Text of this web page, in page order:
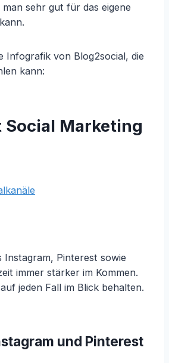
man sehr gut für das eigene
Infografik von Blog2social, die
kann:
Social Marketing
Instagram, Pinterest sowie
immer stärker im Kommen.
jeden Fall im Blick behalten.
und Pinterest